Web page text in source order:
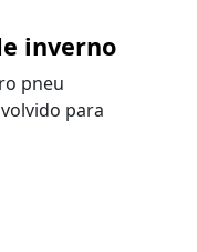
inverno
pneu
para